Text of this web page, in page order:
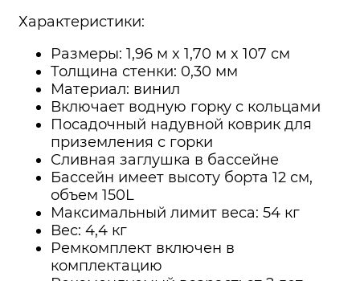
Характеристики:
Размеры: 1,96 м x 1,70 м x 107 см
Толщина стенки: 0,30 мм
Материал: винил
Включает водную горку с кольцами
Посадочный надувной коврик для
приземления с горки
Сливная заглушка в бассейне
Бассейн имеет высоту борта 12 см,
объем 150L
Максимальный лимит веса: 54 кг
Вес: 4,4 кг
Ремкомплект включен в
комплектацию